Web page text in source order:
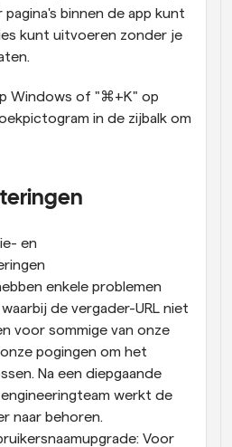
pagina's binnen de app kunt
kunt uitvoeren zonder je
Windows of "⌘+K" op
in de zijbalk om
en
enkele problemen
de vergader-URL niet
voor sommige van onze
pogingen om het
Na een diepgaande
werkt de
naar behoren.
Voor